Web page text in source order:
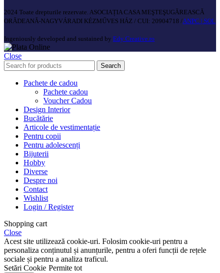
2024 Toate drepturile rezervate. ASOCIAȚIA CASA MEŞTEŞUGĂREASCĂ
ORĂDEANĂ-NAGYVÁRADI KÉZMŰVES HÁZ / CUI: 20904718 /ANPC | SOL
Ingeniously developed and sustained by Edy Creative.ro
Close
Search
Pachete de cadou
Pachete cadou
Voucher Cadou
Design Interior
Bucătărie
Articole de vestimentație
Pentru copii
Pentru adolescenți
Bijuterii
Hobby
Diverse
Despre noi
Contact
Wishlist
Login / Register
Shopping cart
Close
Acest site utilizează cookie-uri. Folosim cookie-uri pentru a
personaliza conținutul și anunțurile, pentru a oferi funcții de rețele
sociale și pentru a analiza traficul.
Setări Cookie Permite tot